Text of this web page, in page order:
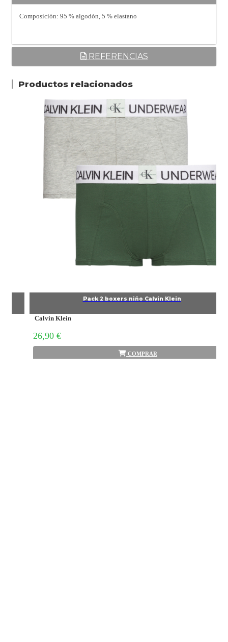
Composición: 95 % algodón, 5 % elastano
REFERENCIAS
Productos relacionados
Pack 2 boxers niño Calvin Klein
Calvin Klein
26,90 €
COMPRAR